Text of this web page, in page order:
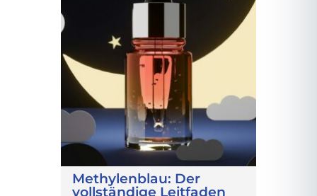
Methylenblau: Der
vollständige Leitfaden